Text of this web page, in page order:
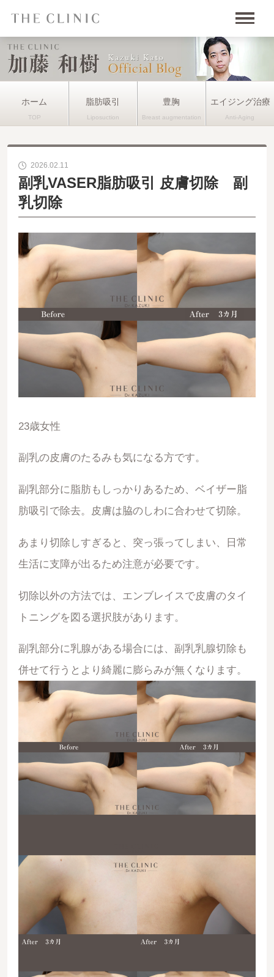
ホーム 脂肪吸引 豊胸 エイジング治療
2026.02.11
副乳VASER脂肪吸引 皮膚切除 副
乳切除
23歳女性
副乳の皮膚のたるみも気になる方です。
副乳部分に脂肪もしっかりあるため、ベイザー脂
肪吸引で除去。皮膚は脇のしわに合わせて切除。
あまり切除しすぎると、突っ張ってしまい、日常
生活に支障が出るため注意が必要です。
切除以外の方法では、エンブレイスで皮膚のタイ
トニングを図る選択肢があります。
副乳部分に乳腺がある場合には、副乳乳腺切除も
併せて行うとより綺麗に膨らみが無くなります。